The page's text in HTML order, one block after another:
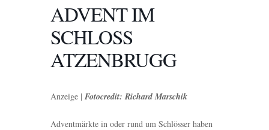
ADVENT IM
SCHLOSS
ATZENBRUGG
Anzeige | Fotocredit: Richard Marschik
Adventmärkte in oder rund um Schlösser haben